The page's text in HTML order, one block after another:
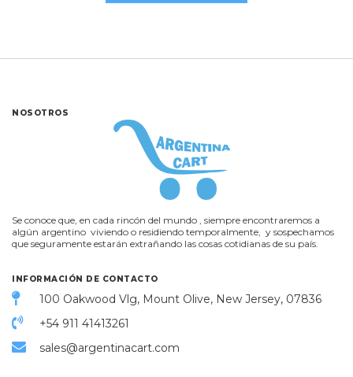
NOSOTROS
Se conoce que, en cada rincón del mundo , siempre encontraremos a
algún argentino viviendo o residiendo temporalmente, y sospechamos
que seguramente estarán extrañando las cosas cotidianas de su país.
INFORMACIÓN DE CONTACTO
100 Oakwood Vlg, Mount Olive, New Jersey, 07836
+54 911 41413261
sales@argentinacart.com